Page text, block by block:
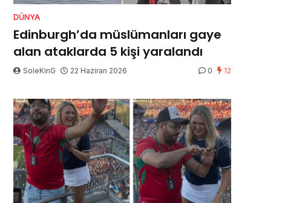
DÜNYA
Edinburgh’da müslümanları gaye
alan ataklarda 5 kişi yaralandı
SoleKinG 22 Haziran 2026 0 12